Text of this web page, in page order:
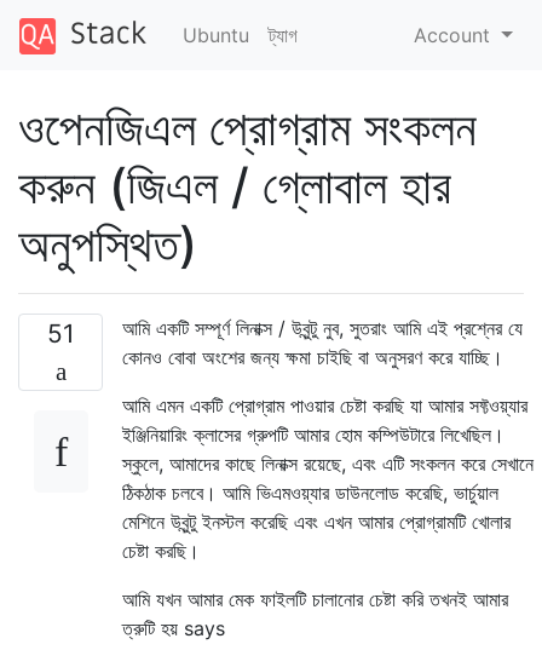
Ubuntu ট্যাগ Account
ওপেনজিএল প্রোগ্রাম সংকলন
করুন (জিএল / গ্লোবাল হার
অনুপস্থিত)
51
আমি একটি সম্পূর্ণ লিনাক্স / উবুন্টু নুব, সুতরাং আমি এই প্রশ্নের যে
কোনও বোবা অংশের জন্য ক্ষমা চাইছি বা অনুসরণ করে যাচ্ছি।
আমি এমন একটি প্রোগ্রাম পাওয়ার চেষ্টা করছি যা আমার সফ্টওয়্যার
ইঞ্জিনিয়ারিং ক্লাসের গ্রুপটি আমার হোম কম্পিউটারে লিখেছিল।
স্কুলে, আমাদের কাছে লিনাক্স রয়েছে, এবং এটি সংকলন করে সেখানে
ঠিকঠাক চলবে। আমি ভিএমওয়্যার ডাউনলোড করেছি, ভার্চুয়াল
মেশিনে উবুন্টু ইনস্টল করেছি এবং এখন আমার প্রোগ্রামটি খোলার
চেষ্টা করছি।
আমি যখন আমার মেক ফাইলটি চালানোর চেষ্টা করি তখনই আমার
ত্রুটি হয় says